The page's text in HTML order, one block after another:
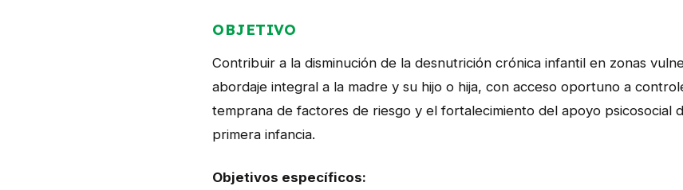
OBJETIVO
Contribuir a la disminución de la desnutrición crónica infantil en zonas
abordaje integral a la madre y su hijo o hija, con acceso oportuno a
temprana de factores de riesgo y el fortalecimiento del apoyo psicosocial
primera infancia.
Objetivos específicos: